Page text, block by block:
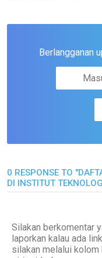
Berlangganan
0 RESPONSE TO
DI INSTITUT
Silakan berkomentar
laporkan kalau ada
silakan melalui kolom